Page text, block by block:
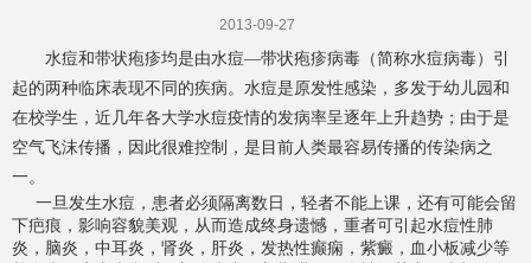
2013-09-27
水痘和带状疱疹均是由水痘—带状疱疹病毒（简称水痘病毒）引
起的两种临床表现不同的疾病。水痘是原发性感染，多发于幼儿园和
在校学生，近几年各大学水痘疫情的发病率呈逐年上升趋势；由于是
空气飞沫传播，因此很难控制，是目前人类最容易传播的传染病之
一。
一旦发生水痘，患者必须隔离数日，轻者不能上课，还有可能会留
下疤痕，影响容貌美观，从而造成终身遗憾，重者可引起水痘性肺
炎，脑炎，中耳炎，肾炎，肝炎，发热性癫痫，紫癜，血小板减少等